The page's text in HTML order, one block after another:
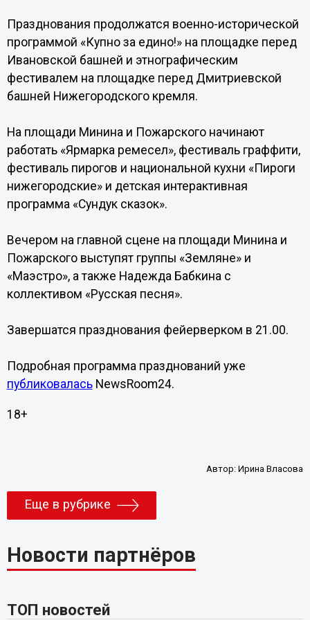
Празднования продолжатся военно-исторической
программой «Купно за едино!» на площадке перед
Ивановской башней и этнографическим
фестивалем на площадке перед Дмитриевской
башней Нижегородского кремля.
На площади Минина и Пожарского начинают
работать «Ярмарка ремесел», фестиваль граффити,
фестиваль пирогов и национальной кухни «Пироги
нижегородские» и детская интерактивная
программа «Сундук сказок».
Вечером на главной сцене на площади Минина и
Пожарского выступят группы «Земляне» и
«Маэстро», а также Надежда Бабкина с
коллективом «Русская песня».
Завершатся празднования фейерверком в 21.00.
Подробная программа празднований уже
публиковаласьNewsRoom24.
18+
Автор:Ирина Власова
Еще в рубрике
Новости партнёров
ТОП новостей